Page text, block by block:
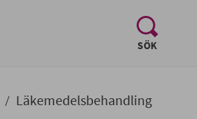
SÖK
, visa
Läkemedelsbehandling